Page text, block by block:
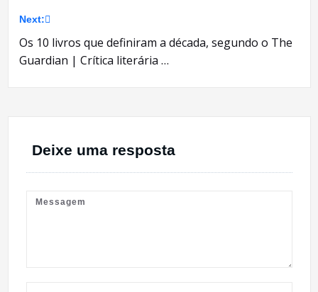
Post
Next:
Os 10 livros que definiram a década, segundo o The
Guardian | Crítica literária …
Deixe uma resposta